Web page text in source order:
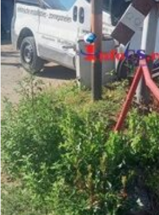
ANUNȚ OPRIRE APĂ în Reșița – avarie –
ANUNŢ OPRIRE APĂ în CARANSEBEȘ –